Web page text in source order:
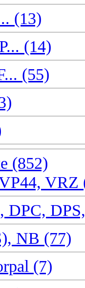
(13)
(14)
(55)
(852)
VRZ
NB (77)
(7)